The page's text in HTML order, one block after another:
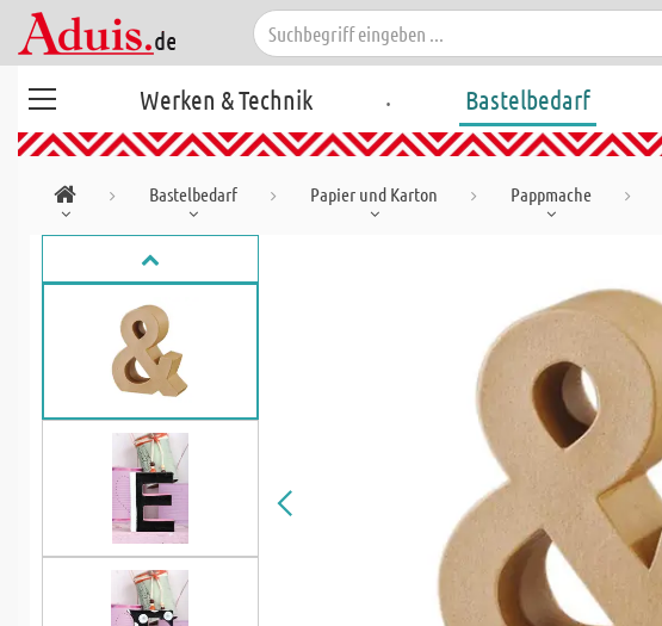
Werken & Technik . Bastelbedarf
Bastelbedarf Papier und Karton Pappmache